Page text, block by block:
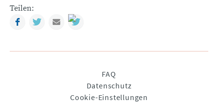
Teilen:
FacebookTwitterMail
FAQ
Datenschutz
Cookie-Einstellungen